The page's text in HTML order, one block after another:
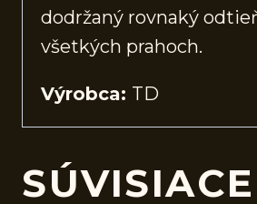
dodržaný rovnaký
všetkých prahoch.
Výrobca: TD
SÚVISIACE